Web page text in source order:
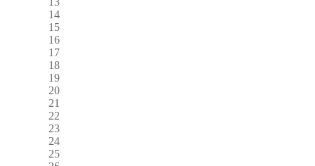
14
15
16
17
18
19
20
21
22
23
24
25